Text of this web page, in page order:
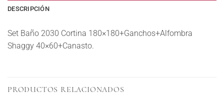
DESCRIPCIÓN
Set Baño 2030 Cortina 180×180+Ganchos+Alfombra
Shaggy 40×60+Canasto.
PRODUCTOS RELACIONADOS